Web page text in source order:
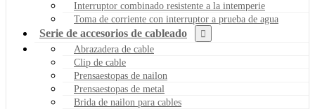
Interruptor combinado resistente a la intemperie
Toma de corriente con interruptor a prueba de agua
Serie de accesorios de cableado
Abrazadera de cable
Clip de cable
Prensaestopas de nailon
Prensaestopas de metal
Brida de nailon para cables